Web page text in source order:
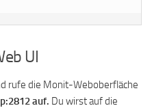
UI
rufe die Monit-Weboberfläche
auf. Du wirst auf die